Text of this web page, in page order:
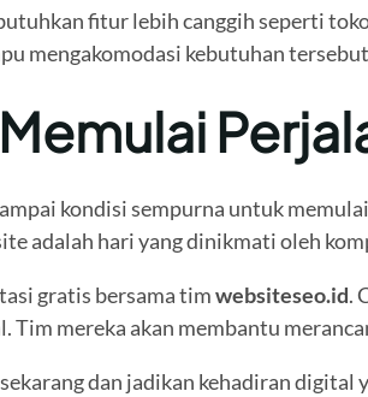
fitur lebih canggih seperti
mengakomodasi kebutuhan
kondisi sempurna untuk
adalah hari yang dinikmati oleh
gratis bersama timwebsiteseo.id.
Tim mereka akan membantu
dan jadikan kehadiran